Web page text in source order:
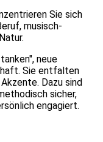
Sie sich
musisch-
neue
Sie entfalten
Dazu sind
sicher,
engagiert.